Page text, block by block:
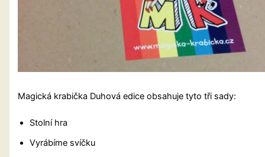
Magická krabička Duhová edice obsahuje tyto tři sady:
Stolní hra
Vyrábíme svíčku